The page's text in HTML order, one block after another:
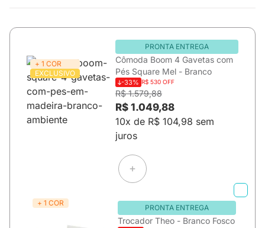
+ 1 COR
EXCLUSIVO
PRONTA ENTREGA
Cômoda Boom 4 Gavetas com
Pés Square Mel - Branco
-33% R$ 530 OFF
R$ 1.579,88
R$ 1.049,88
10x de R$ 104,98 sem
juros
+ 1 COR
PRONTA ENTREGA
Trocador Theo - Branco Fosco